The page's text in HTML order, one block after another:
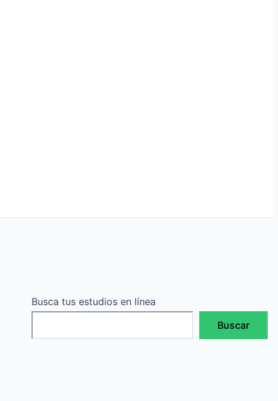
Busca tus estudios en línea
Buscar